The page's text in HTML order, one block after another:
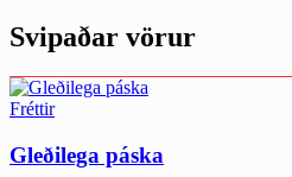
Svipaðar vörur
Fréttir
Gleðilega páska